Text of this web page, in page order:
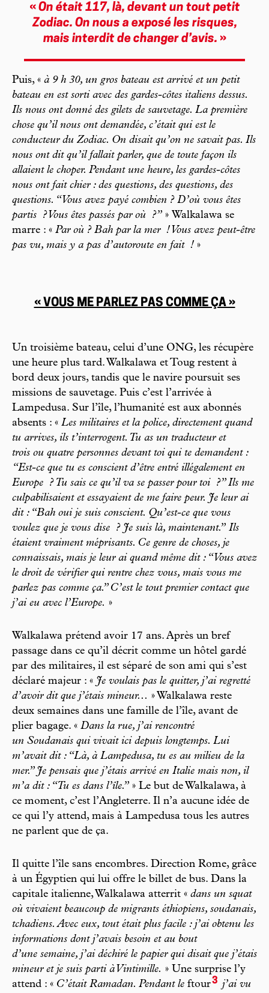
« On était 117, là, devant un tout petit
Zodiac. On nous a exposé les risques,
mais interdit de changer d’avis. »
Puis, « à 9 h 30, un gros bateau est arrivé et un petit
bateau en est sorti avec des gardes-côtes italiens dessus.
Ils nous ont donné des gilets de sauvetage. La première
chose qu’il nous ont demandée, c’était qui est le
conducteur du Zodiac. On disait qu’on ne savait pas. Ils
nous ont dit qu’il fallait parler, que de toute façon ils
allaient le choper. Pendant une heure, les gardes-côtes
nous ont fait chier : des questions, des questions, des
questions. “Vous avez payé combien ? D’où vous êtes
partis
? Vous êtes passés par où ?” » Walkalawa se
marre : « Par où ? Bah par la mer ! Vous avez peut-être
pas vu, mais y a pas d’autoroute en fait ! »
« VOUS ME PARLEZ PAS COMME ÇA »
Un troisième bateau, celui d’une ONG, les récupère
une heure plus tard. Walkalawa et Toug restent à
bord deux jours, tandis que le navire poursuit ses
missions de sauvetage. Puis c’est l’arrivée à
Lampedusa. Sur l’île, l’humanité est aux abonnés
absents : « Les militaires et la police, directement quand
tu arrives, ils t’interrogent. Tu as un traducteur et
trois ou quatre personnes devant toi qui te demandent :
“Est-ce que tu es conscient d’être entré illégalement en
Europe
? Tu sais ce qu’il va se passer pour toi
?” Ils me
culpabilisaient et essayaient de me faire peur. Je leur ai
dit : “Bah oui je suis conscient. Qu’est-ce que vous
voulez que je vous dise
? Je suis là, maintenant.” Ils
étaient vraiment méprisants. Ce genre de choses, je
connaissais, mais je leur ai quand même dit : “Vous avez
le droit de vérifier qui rentre chez vous, mais vous me
parlez pas comme ça.” C’est le tout premier contact que
j’ai eu avec l’Europe. »
Walkalawa prétend avoir 17 ans. Après un bref
passage dans ce qu’il décrit comme un hôtel gardé
par des militaires, il est séparé de son ami qui s’est
déclaré majeur : « Je voulais pas le quitter, j’ai regretté
d’avoir dit que j’étais mineur... » Walkalawa reste
deux semaines dans une famille de l’île, avant de
plier bagage. « Dans la rue, j’ai rencontré
un Soudanais qui vivait ici depuis longtemps. Lui
m’avait dit : “Là, à Lampedusa, tu es au milieu de la
mer.” Je pensais que j’étais arrivé en Italie mais non, il
m’a dit : “Tu es dans l’île.” » Le but de Walkalawa, à
ce moment, c’est l’Angleterre. Il n’a aucune idée de
ce qui l’y attend, mais à Lampedusa tous les autres
ne parlent que de ça.
Il quitte l’île sans encombres. Direction Rome, grâce
à un Égyptien qui lui offre le billet de bus. Dans la
capitale italienne, Walkalawa atterrit « dans un squat
où vivaient beaucoup de migrants éthiopiens, soudanais,
tchadiens. Avec eux, tout était plus facile : j’ai obtenu les
informations dont j’avais besoin et au bout
d’une semaine, j’ai déchiré le papier qui disait que j’étais
mineur et je suis parti à Vintimille. » Une surprise l’y
attend : « C’était Ramadan. Pendant le ftour3 j’ai vu